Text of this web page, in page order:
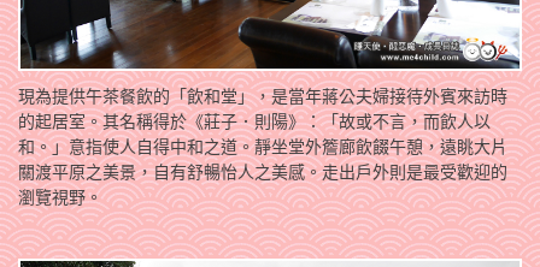
現為提供午茶餐飲的「飲和堂」，是當年蔣公夫婦接待外賓來訪時
的起居室。其名稱得於《莊子．則陽》：「故或不言，而飲人以
和。」意指使人自得中和之道。靜坐堂外簷廊飲餟午憩，遠眺大片
關渡平原之美景，自有舒暢怡人之美感。走出戶外則是最受歡迎的
瀏覽視野。